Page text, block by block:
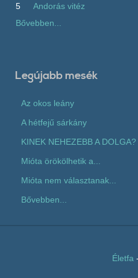
5
Andorás vitéz
Bővebben...
Legújabb mesék
Az okos leány
A hétfejű sárkány
KINEK NEHEZEBB A DOLGA?
Mióta örökölhetik a...
Mióta nem választanak...
Bővebben...
Életfa -